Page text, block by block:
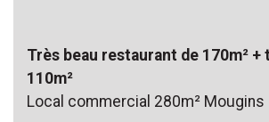
Très beau restaurant de 170m² +
110m²
Local commercial 280m² Mougins